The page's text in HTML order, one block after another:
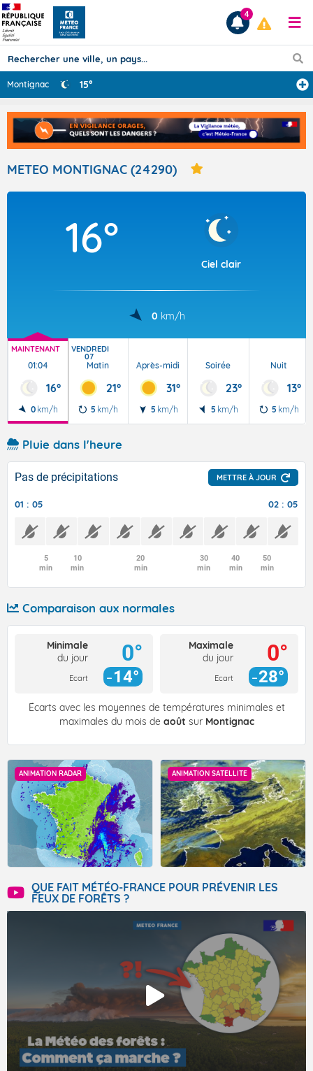
Prévisions
TOUS LES RÉSULTATS
Articles
4
Montignac 15°
METEO MONTIGNAC (24290)
16°
Ciel clair
0 km/h
MAINTENANT
01:04
16°
0 km/h
VENDREDI
07
Matin
21°
5 km/h
Après-midi
31°
5 km/h
Soirée
23°
5 km/h
Nuit
13°
5 km/h
Pluie dans l'heure
Pas de précipitations METTRE À JOUR
01 : 05 02 : 05
5
min
10
min
20
min
30
min
40
min
50
min
Comparaison aux normales
Minimale
du jour
Ecart
0°
14°
Maximale
du jour
Ecart
0°
28°
Écarts avec les moyennes de températures minimales et
maximales du mois de août sur Montignac
ANIMATION RADAR ANIMATION SATELLITE
QUE FAIT MÉTÉO-FRANCE POUR PRÉVENIR LES
FEUX DE FORÊTS ?